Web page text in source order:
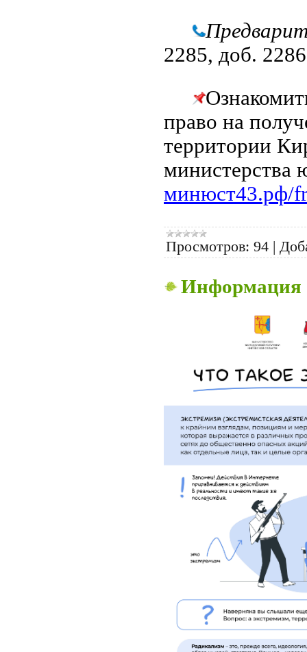
2285, доб.
право на
территории Ки
министерства
минюст43.рф/
Просмотров: 94 |
Информация